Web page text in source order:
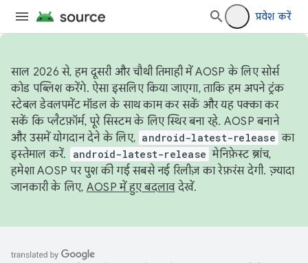
प्रवेश करें
साल 2026 से, हम दूसरी और चौथी तिमाही में AOSP के लिए सोर्स
कोड पब्लिश करेंगे. ऐसा इसलिए किया जाएगा, ताकि हम अपने ट्रंक
स्टेबल डेवलपमेंट मॉडल के साथ काम कर सकें और यह पक्का कर
सकें कि प्लैटफ़ॉर्म, पूरे सिस्टम के लिए स्थिर बना रहे. AOSP बनाने
और उसमें योगदान देने के लिए, android-latest-release का
इस्तेमाल करें.
android-latest-release मेनिफ़ेस्ट ब्रांच,
हमेशा AOSP पर पुश की गई सबसे नई रिलीज़ का रेफ़रंस देगी. ज़्यादा
जानकारी के लिए, AOSP में हुए बदलावदेखें.